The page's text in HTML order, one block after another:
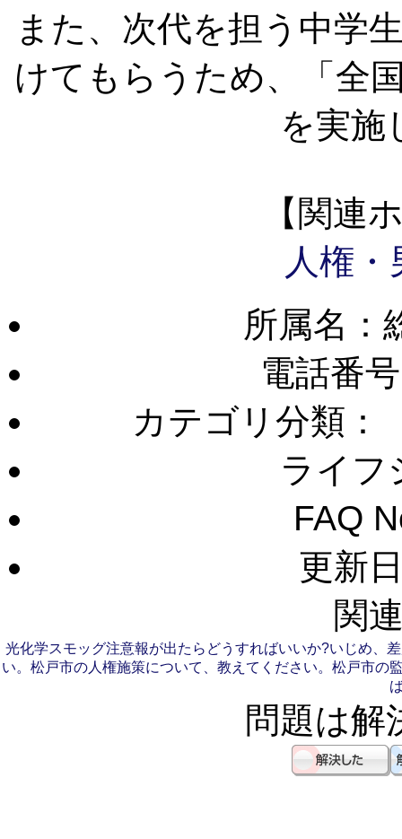
また、次代を担う中学
けてもらうため、「全
を実施
【関連
人権
所属名：
電話番
カテゴリ分類
ライフ
FAQ
更新
関
光化学スモッグ注意報が出たらどうすればいいか?いじめ、
い。 松戸市の人権施策について、教えてください。 松戸市の
問題は解